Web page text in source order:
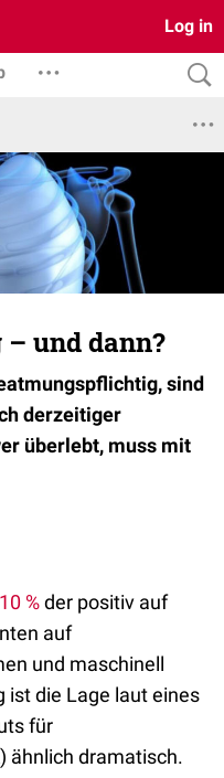
Log in
– und dann?
sind
derzeitiger
überlebt, muss mit
%der positiv auf
auf
und maschinell
ist die Lage laut eines
für
ähnlich dramatisch.